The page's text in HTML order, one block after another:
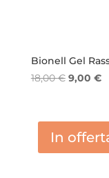
Bionell Gel
18,00€ Il
era:
18,00 €.
9,00 €Il
è:
In